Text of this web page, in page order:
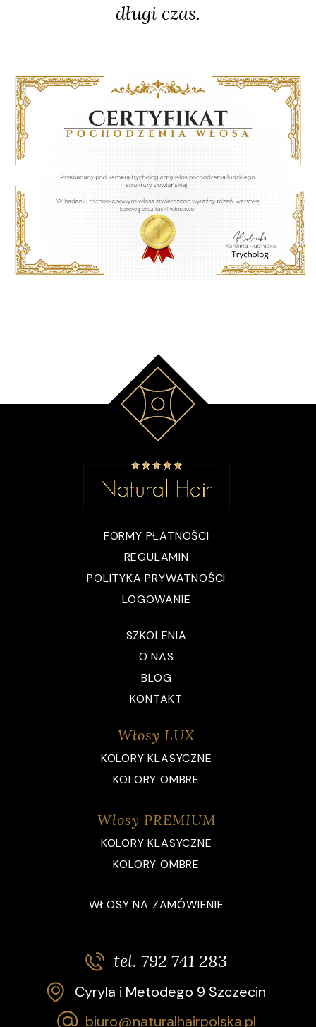
długi czas.
FORMY PŁATNOŚCI
REGULAMIN
POLITYKA PRYWATNOŚCI
LOGOWANIE
SZKOLENIA
O NAS
BLOG
KONTAKT
Włosy LUX
KOLORY KLASYCZNE
KOLORY OMBRE
Włosy PREMIUM
KOLORY KLASYCZNE
KOLORY OMBRE
WŁOSY NA ZAMÓWIENIE
tel. 792 741 283
Cyryla i Metodego 9 Szczecin
biuro@naturalhairpolska.pl